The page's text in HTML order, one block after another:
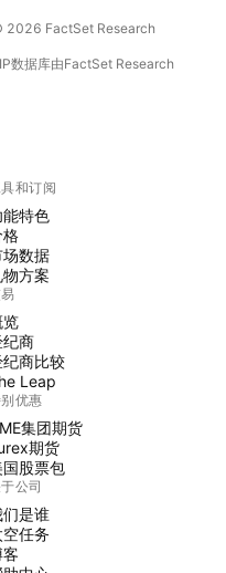
2026 FactSet Research
数据库由FactSet Research
和订阅
能特色
格
场数据
物方案
览
纪商
纪商比较
Leap
优惠
集团期货
期货
国股票包
公司
们是谁
空任务